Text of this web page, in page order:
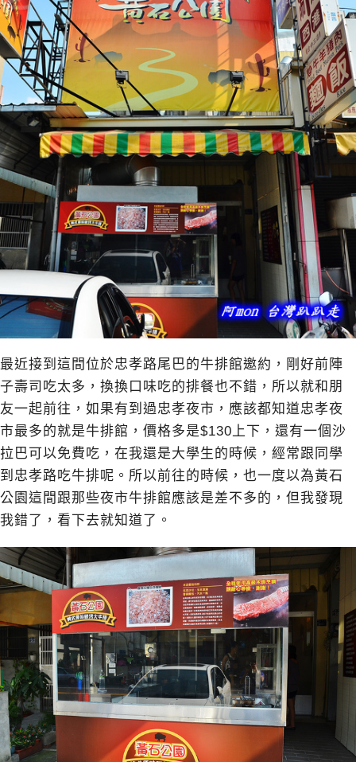
最近接到這間位於忠孝路尾巴的牛排館邀約，剛好前陣
子壽司吃太多，換換口味吃的排餐也不錯，所以就和朋
友一起前往，如果有到過忠孝夜市，應該都知道忠孝夜
市最多的就是牛排館，價格多是$130上下，還有一個沙
拉巴可以免費吃，在我還是大學生的時候，經常跟同學
到忠孝路吃牛排呢。所以前往的時候，也一度以為黃石
公園這間跟那些夜市牛排館應該是差不多的，但我發現
我錯了，看下去就知道了。